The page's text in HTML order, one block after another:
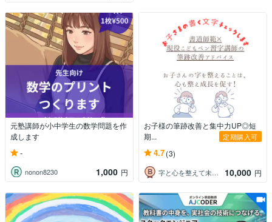
元塾講師が小中学生の数学問題を作
成します
-
nonon8230 1,000 円
お子様の筆跡改善と集中力UP◎短
期...
定期購入可
4.7(3)
字と心を整えて未来を創る美文字講師 桜風 10,000 円